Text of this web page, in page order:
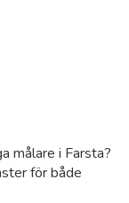
målare i Farsta?
för både